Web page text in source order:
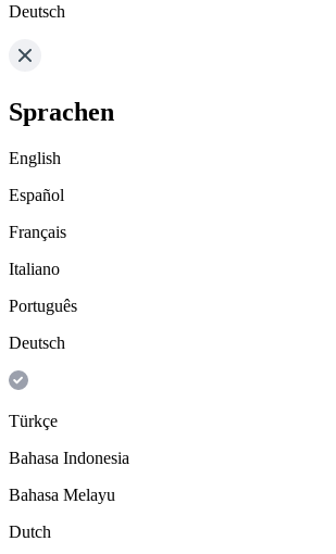
Deutsch
Sprachen
English
Español
Français
Italiano
Português
Deutsch
Türkçe
Bahasa Indonesia
Bahasa Melayu
Dutch